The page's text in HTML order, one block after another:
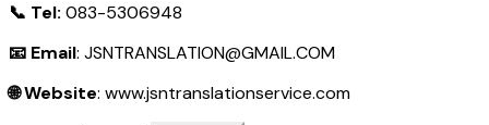
📞 Tel: 083-5306948
📧 Email: JSNTRANSLATION@GMAIL.COM
🌐 Website: www.jsntranslationservice.com